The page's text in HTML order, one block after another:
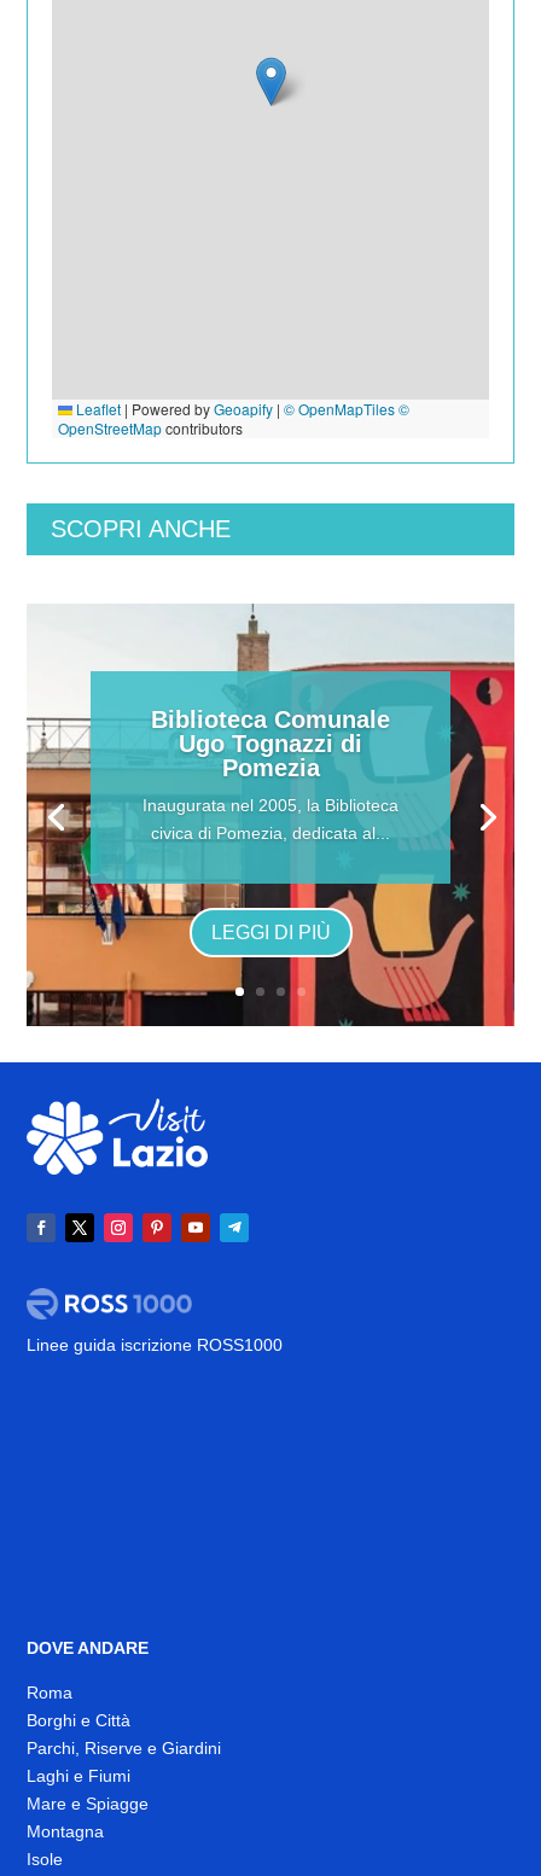
Leaflet | Powered byGeoapify |© OpenMapTiles ©
OpenStreetMapcontributors
SCOPRI ANCHE
Biblioteca Comunale
Ugo Tognazzi di
Pomezia
Inaugurata nel 2005, la Biblioteca
civica di Pomezia, dedicata al...
LEGGI DI PIÙ
Linee guida iscrizione ROSS1000
DOVE ANDARE
Roma
Borghi e Città
Parchi, Riserve e Giardini
Laghi e Fiumi
Mare e Spiagge
Montagna
Isole